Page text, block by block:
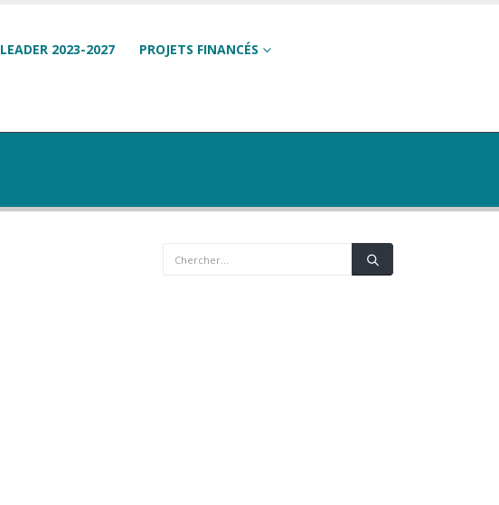
LEADER 2023-2027 PROJETS FINANCÉS